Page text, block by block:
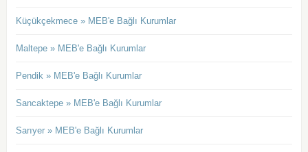
Küçükçekmece » MEB'e Bağlı Kurumlar
Maltepe » MEB'e Bağlı Kurumlar
Pendik » MEB'e Bağlı Kurumlar
Sancaktepe » MEB'e Bağlı Kurumlar
Sarıyer » MEB'e Bağlı Kurumlar